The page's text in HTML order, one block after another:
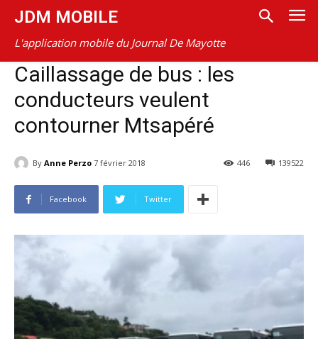
JDM MOBILE
L'application mobile du Journal De Mayotte
Caillassage de bus : les
conducteurs veulent
contourner Mtsapéré
By Anne Perzo 7 février 2018 139522
446
Facebook Twitter